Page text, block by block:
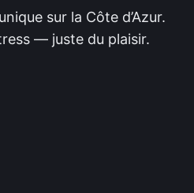
sur la Côte d’Azur.
— juste du plaisir.